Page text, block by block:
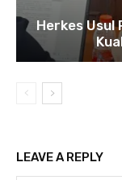
Herkes Usul
LEAVE A REPLY